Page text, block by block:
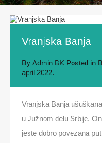
Vranjska Banja
By Admin BK Posted in
april 2022.
Vranjska Banja
u Južnom delu Srbije.
jeste dobro povezana